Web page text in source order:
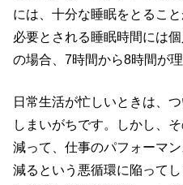
には、十分な睡眠をとるこ
必要とされる睡眠時間には
の場合、7時間から8時間が
日常生活が忙しいときは、
しまいがちです。しかし、
減って、仕事のパフォーマ
減るという悪循環に陥って